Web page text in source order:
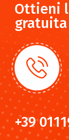
Ottieni
gratuita
+39